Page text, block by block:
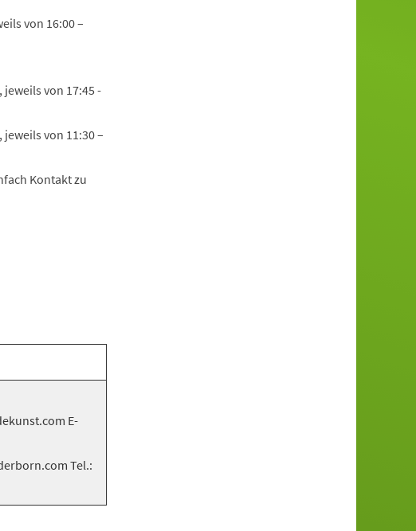
von 16:00 –
jeweils von 17:45 -
jeweils von 11:30 –
Kontakt zu
E-
Tel.: